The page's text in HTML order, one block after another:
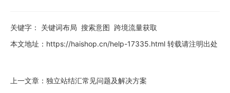
关键字： 关键词布局 搜索意图 跨境流量获取
本文地址： https://haishop.cn/help-17335.html 转载请注明出处
上一文章： 独立站结汇常见问题及解决方案